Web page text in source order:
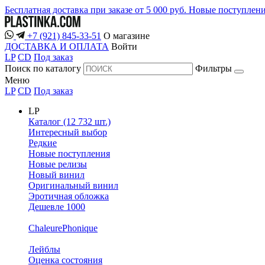
Бесплатная доставка при заказе от 5 000 руб. Новые
+7 (921) 845-33-51 О магазине
ДОСТАВКА И ОПЛАТА Войти
LP CD Под заказ
Поиск по каталогу
Фильтры
Меню
LP CD Под заказ
LP
Каталог (12 732 шт.)
Интересный выбор
Редкие
Новые поступления
Новые релизы
Новый винил
Оригинальный винил
Эротичная обложка
Дешевле 1000
ChaleurePhonique
Лейблы
Оценка состояния